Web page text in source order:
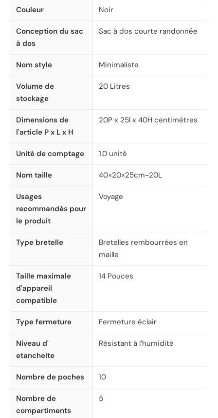
Couleur Noir
Conception du sac
à dos
Sac à dos courte randonnée
Nom style Minimaliste
Volume de
stockage
20 Litres
Dimensions de
l'article P x L x H
20P x 25l x 40H centimètres
Unité de comptage 1.0 unité
Nom taille 40×20×25cm-20L
Usages
recommandés pour
le produit
Voyage
Type bretelle
Bretelles rembourrées en
maille
Taille maximale
d'appareil
compatible
14 Pouces
Type fermeture Fermeture éclair
Niveau d'
etancheite
Résistant à l’humidité
Nombre de poches 10
Nombre de
compartiments
5